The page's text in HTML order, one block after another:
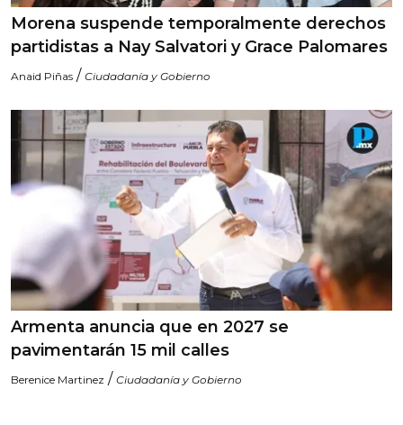
Morena suspende temporalmente derechos
partidistas a Nay Salvatori y Grace Palomares
Anaid Piñas / Ciudadanía y Gobierno
Armenta anuncia que en 2027 se
pavimentarán 15 mil calles
Berenice Martinez / Ciudadanía y Gobierno